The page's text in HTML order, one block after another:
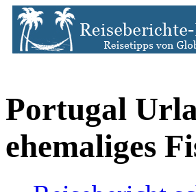
Portugal
ehemaliges